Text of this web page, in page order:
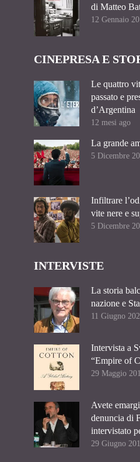
di Matteo
12 Gennaio
CINEPRESA E
Le quattro
passato e
d’Argentina
12 mesi ago
La grande
5 Dicembre
Infiltrare
vite nere e
5 Dicembre
INTERVISTE
La storia
nazione e
11 Giugno
Intervista a
“Empire of
29 Maggio
Avete
denuncia di
intervistato
29 Giugno